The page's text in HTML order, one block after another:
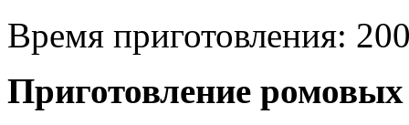
Время приготовления:
Приготовление ромовых